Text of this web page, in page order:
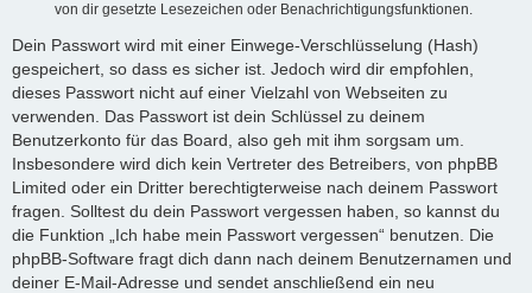
von dir gesetzte Lesezeichen oder Benachrichtigungsfunktionen.
Dein Passwort wird mit einer Einwege-Verschlüsselung (Hash)
gespeichert, so dass es sicher ist. Jedoch wird dir empfohlen,
dieses Passwort nicht auf einer Vielzahl von Webseiten zu
verwenden. Das Passwort ist dein Schlüssel zu deinem
Benutzerkonto für das Board, also geh mit ihm sorgsam um.
Insbesondere wird dich kein Vertreter des Betreibers, von phpBB
Limited oder ein Dritter berechtigterweise nach deinem Passwort
fragen. Solltest du dein Passwort vergessen haben, so kannst du
die Funktion „Ich habe mein Passwort vergessen“ benutzen. Die
phpBB-Software fragt dich dann nach deinem Benutzernamen und
deiner E-Mail-Adresse und sendet anschließend ein neu